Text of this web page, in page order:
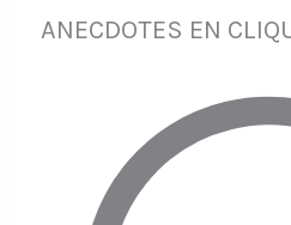
ANECDOTES EN